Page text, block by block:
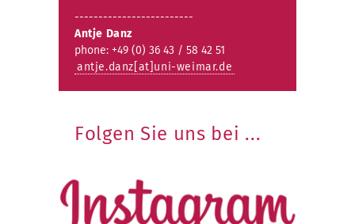
-------------------------
Antje Danz
phone: +49 (0) 36 43 / 58 42 51
antje.danz[at]uni-weimar.de
Folgen Sie uns bei ...